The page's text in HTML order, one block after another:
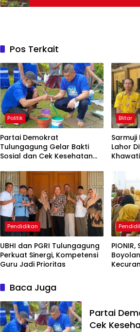
Pos Terkait
Politik
Partai Demokrat
Tulungagung Gelar Bakti
Sosial dan Cek Kesehatan
Blitar
Lahor
Pendidikan
UBHI dan PGRI Tulungagung
Perkuat Sinergi, Kompetensi
Guru Jadi Prioritas
Baca Juga
Partai
Cek